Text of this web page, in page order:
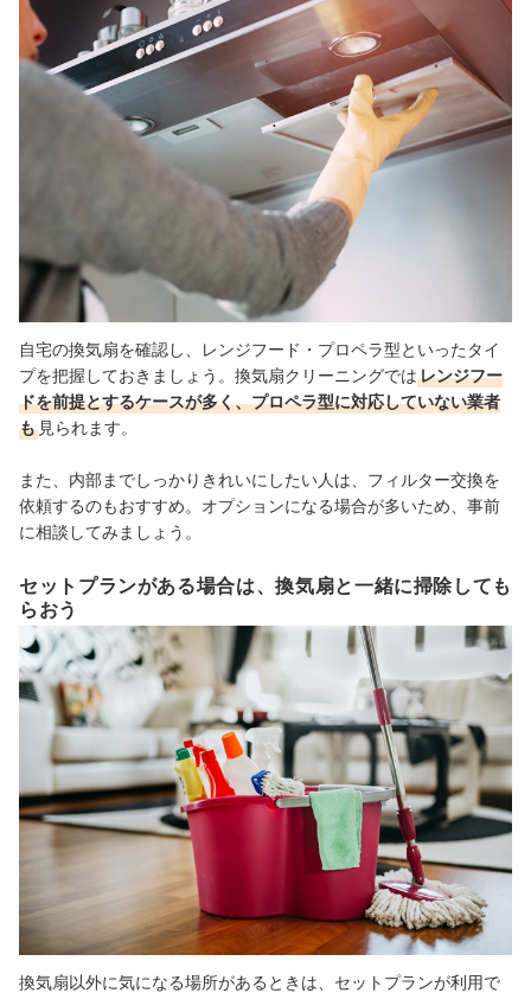
自宅の換気扇を確認し、レンジフード・プロペラ型といったタイ
プを把握しておきましょう。換気扇クリーニングではレンジフー
ドを前提とするケースが多く、プロペラ型に対応していない業者
も 見られます。
また、内部までしっかりきれいにしたい人は、フィルター交換を
依頼するのもおすすめ。オプションになる場合が多いため、事前
に相談してみましょう。
セットプランがある場合は、換気扇と一緒に掃除しても
らおう
換気扇以外に気になる場所があるときは、セットプランが利用で